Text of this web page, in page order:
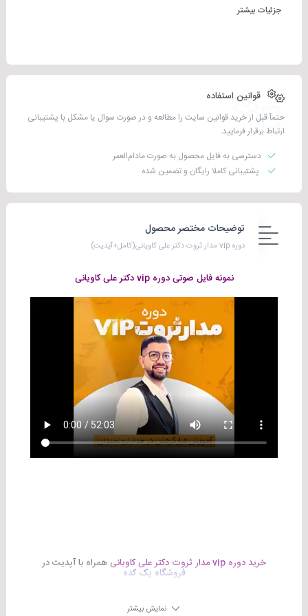
جزئیات بیشتر
قوانین استفاده
حتمآ قبل از خرید قوانین سایت را مطالعه و در صورت سوال یا مشکل با پشتیبانی
ارتباط برقرار فرمایید.
دسترسی به فایل محصول به صورت مادام‌العمر
پشتیبانی کاملا رایگان و تضمین شده
توضیحات مختصر محصول
دوره vip مدار ثروت دکتر علی کاویانی(کامل+آپدیت)
نمونه فایل صوتی دوره vip دکتر علی کاویانی
خریددوره vip مدار ثروت دکتر علی کاویانی همراه با آپدیت در
فروشگاه پک کده
نمایش بیشتر